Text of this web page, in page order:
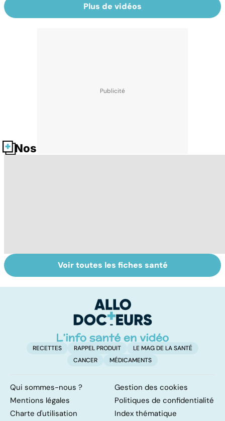
Plus de vidéos
Nos fiches santé
Dérèglement
hormonal : et si
Tout savoir sur
les infections
Voir toutes les fiches santé
RECETTES RAPPEL PRODUIT
LE MAG DE LA SANTÉ
CANCER
MÉDICAMENTS
Qui sommes-nous ?
Gestion des cookies
Mentions légales
Politiques de confidentialité
Charte d'utilisation
Index thématique